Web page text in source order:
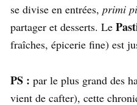
se divise en entrées, primi
partager et desserts. Le
fraîches, épicerie fine) est
PS : par le plus grand des
vient de cafter), cette